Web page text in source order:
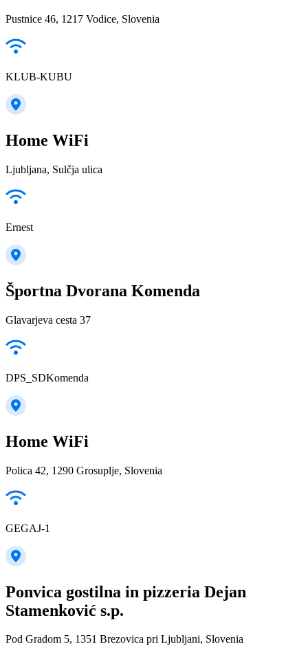
Pustnice 46, 1217 Vodice, Slovenia
KLUB-KUBU
Home WiFi
Ljubljana, Sulčja ulica
Ernest
Športna Dvorana Komenda
Glavarjeva cesta 37
DPS_SDKomenda
Home WiFi
Polica 42, 1290 Grosuplje, Slovenia
GEGAJ-1
Ponvica gostilna in pizzeria Dejan
Stamenković s.p.
Pod Gradom 5, 1351 Brezovica pri Ljubljani, Slovenia